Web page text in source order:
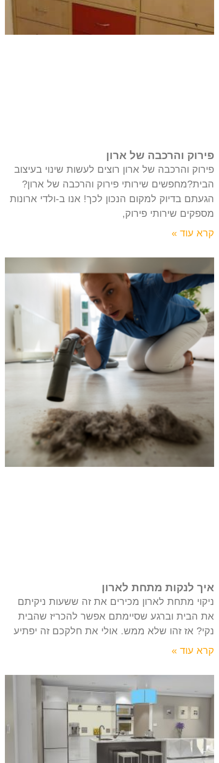
פירוק והרכבה של ארון
פירוק והרכבה של ארון רוצים לעשות שינוי בעיצוב
הבית?מחפשים שירותי פירוק והרכבה של ארון?
הגעתם בדיוק למקום הנכון לכך! אנו ב-ולדי ארונות
מספקים שירותי פירוק,
קרא עוד »
איך לנקות מתחת לארון
ניקוי מתחת לארון מכירים את זה ששעות ניקיתם
את הבית וברגע שסיימתם אפשר להכריז שהבית
נקי? אז זהו שלא ממש. אולי את חלקכם זה יפתיע
קרא עוד »